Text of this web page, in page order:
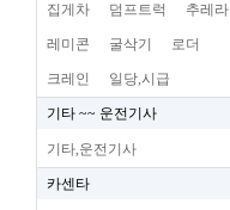
집게차 덤프트럭 추레라
레미콘 굴삭기 로더
크레인 일당,시급
기타 ~~ 운전기사
기타,운전기사
카센타